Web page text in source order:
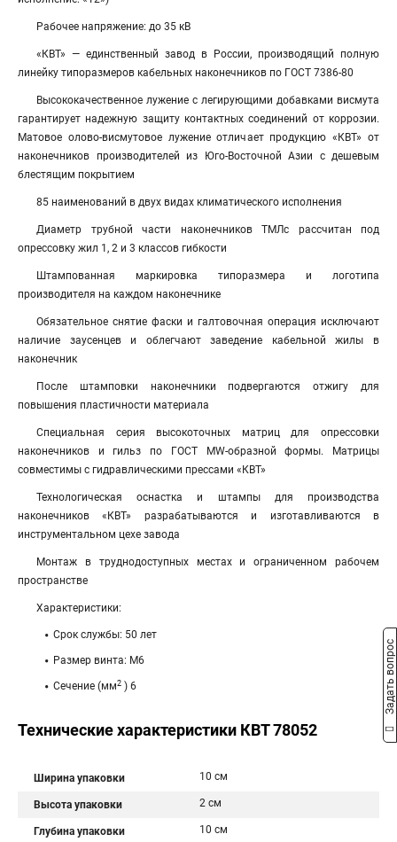
Рабочее напряжение: до 35 кВ
«КВТ» — единственный завод в России, производящий полную
линейку типоразмеров кабельных наконечников по ГОСТ 7386-80
Высококачественное лужение с легирующими добавками висмута
гарантирует надежную защиту контактных соединений от коррозии.
Матовое олово-висмутовое лужение отличает продукцию «КВТ» от
наконечников производителей из Юго-Восточной Азии с дешевым
блестящим покрытием
85 наименований в двух видах климатического исполнения
Диаметр трубной части наконечников ТМЛс рассчитан под
опрессовку жил 1, 2 и 3 классов гибкости
Штампованная маркировка типоразмера и логотипа
производителя на каждом наконечнике
Обязательное снятие фаски и галтовочная операция исключают
наличие заусенцев и облегчают заведение кабельной жилы в
наконечник
После штамповки наконечники подвергаются отжигу для
повышения пластичности материала
Специальная серия высокоточных матриц для опрессовки
наконечников и гильз по ГОСТ MW-образной формы. Матрицы
совместимы с гидравлическими прессами «КВТ»
Технологическая оснастка и штампы для производства
наконечников «КВТ» разрабатываются и изготавливаются в
инструментальном цехе завода
Монтаж в труднодоступных местах и ограниченном рабочем
пространстве
Характеристики:
Срок службы: 50 лет
Размер винта: М6
Сечение (мм2 ) 6
Технические характеристики КВТ 78052
Ширина упаковки 10 см
Высота упаковки 2 см
Глубина упаковки 10 см
Задать вопрос